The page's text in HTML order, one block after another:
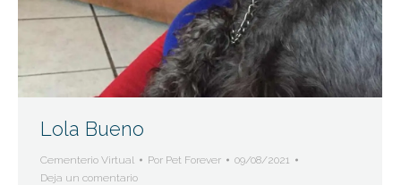
Lola Bueno
Cementerio Virtual Por Pet Forever
09/08/2021
Deja un comentario